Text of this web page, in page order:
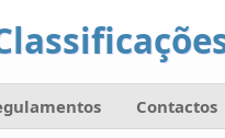
Contactos